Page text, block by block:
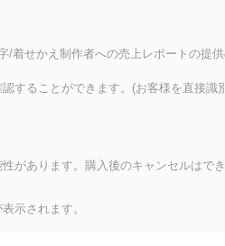
/着せかえ制作者への売上レポートの提
することができます。(お客様を直接識
があります。購入後のキャンセルはでき
示されます。